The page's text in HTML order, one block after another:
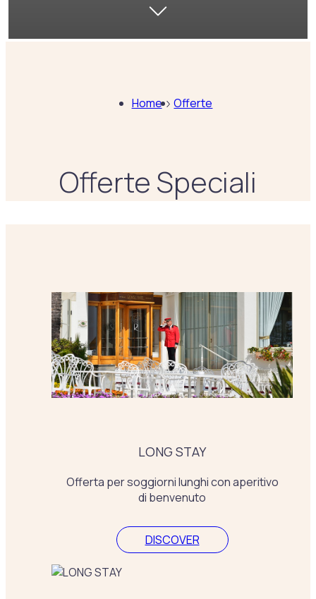
Home Offerte
Offerte Speciali
LONG STAY
Offerta per soggiorni lunghi con aperitivo
di benvenuto
DISCOVER